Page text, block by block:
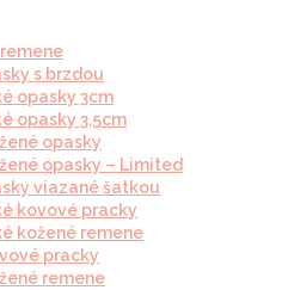
s brzdou
opasky 3cm
opasky 3.5cm
opasky
opasky – Limited
viazané šatkou
kovové pracky
kožené remene
pracky
remene